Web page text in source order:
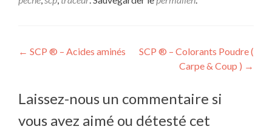
Navigation
l’article
← SCP ® – Acides aminés
SCP ® – Colorants Poudre (
Carpe & Coup ) →
Laissez-nous un commentaire si
vous avez aimé ou détesté cet